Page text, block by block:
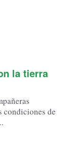
la tierra
condiciones de